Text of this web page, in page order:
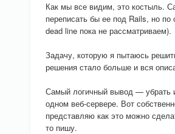
Как мы все видим, это костыль.
переписать бы ее под Rails, но по
dead line пока не рассматриваем).
Задачу, которую я пытаюсь
решения стало больше и вся
Самый логичный вывод — убрать
одном веб-сервере. Вот
представляю как это можно
то пишу.